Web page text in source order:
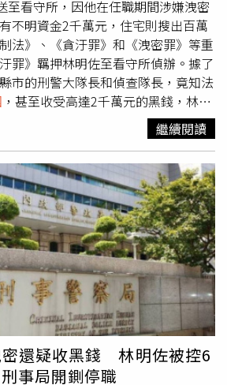
至看守所，因他在任職期間涉嫌洩密
不明資金2千萬元，住宅則搜出百萬
法》、《貪汙罪》和《洩密罪》等重
罪》羈押林明佐至看守所偵辦。據了
市的刑警大隊長和偵查隊長，竟知法
，甚至收受高達2千萬元的黑錢，林明
弈集團1名女會計，讓博弈集團提前
索前往據點時慘遭撲空，本可查獲的
後僅查扣7000萬元。警方表示，因
撲空，經調查，竟發現林明佐的帳戶
款，與薪資明顯不合乎邏輯，還在他
，警方分析金流和交往對象發現來源
集團有關聯。檢方說明，台中地院認
、偽造或勾串共犯等疑慮，3日下午
，移送至台中看守所偵辦，並禁止他
，檢方考量到他的身分特殊，立即通
廢棄物清理法入獄的獄友與林明佐同
副所長鄭哲成表示，林明佐本是警界
貪汙淪為階下囚，令人不勝唏噓，此
同仁紛紛拍手叫好，因林明佐經常未
繼續閱讀
密還疑收黑錢 林明佐被控6
事局開鍘停職